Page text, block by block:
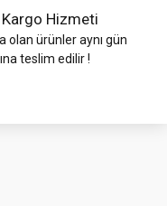
Kargo Hizmeti
olan ürünler aynı gün
teslim edilir !